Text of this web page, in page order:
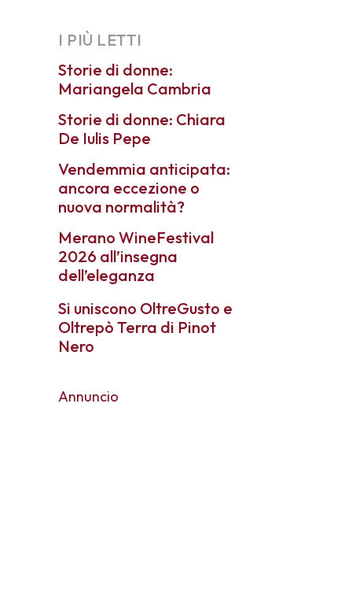
I PIÙ LETTI
Storie di donne:
Mariangela Cambria
Storie di donne: Chiara
De Iulis Pepe
Vendemmia anticipata:
ancora eccezione o
nuova normalità?
Merano WineFestival
2026 all’insegna
dell’eleganza
Si uniscono OltreGusto e
Oltrepò Terra di Pinot
Nero
Annuncio